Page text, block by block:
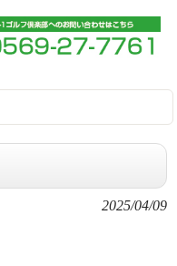
2025/04/09